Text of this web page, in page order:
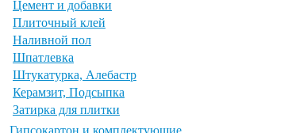
Цемент и добавки
Плиточный клей
Наливной пол
Шпатлевка
Штукатурка, Алебастр
Керамзит, Подсыпка
Затирка для плитки
Гипсокартон и комплектующие